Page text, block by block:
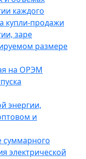
каждого
купли-продажи
заре
размере
на ОРЭМ
энергии,
и
суммарного
электрической